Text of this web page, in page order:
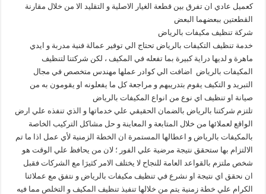
كعميل عادي ان تفرق بين قطعة الغيار الاصلية و التقليد الا من خلال مقارنة
القطعتين ببعضهما البعض
شركة تنظيف مكيفات بالرياض
خدمة تنظيف التكيفات بالرياض تحتاج الي توفير عمالة فنية مدربة و ايدي
ماهرة و لديها دراية كبيرة بما تفعله في المكيف ، لكن شركتنا لتنظيف
المكيفات بالرياض اضافت الي كوادر عملها مهندس متخصص في مجال
التبريد و التكيف يقوم بتدريبهم و مراجعة كل ما يفعلونه او يقومون به من
صيانة او تنظيف اي نوع من انواع المكيفات بالرياض
تلتزم شركتنا بالرياض بالضمان الحقيقي علي خدماتها و الذي تنفذه علي ارض
الواقع لعملائها من خلال المتابعة و المعاينة و حل مشاكل التركيب الخاصة
بالمكيفات بالرياض و اعطالها المستمرة ان الخطة الزمنية لأي عمل اذا ما تم
الالتزام بها ستحقق نتيجة مرضية علي الفور ؛ لان من يحافظ علي الوقت هو
شخص ملتزم بالقواعد العامة للنجاح لا يختلف الامر كثيرَا مع الشركات فقبل
ان نحقق اي نتيجة او نشرع في تنظيف مكيفات بالرياض و نتفق مع عملائنا
الكرام علي خطة زمنية يتم من خلالها تنفيذ تنظيف المكيف و التخلص مما فيه